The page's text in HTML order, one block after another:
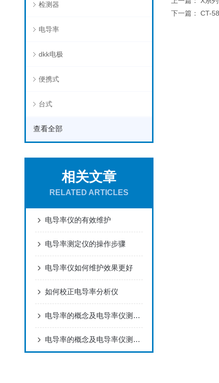
检测器
电导率
dkk电极
便携式
台式
查看全部
相关文章
RELATED ARTICLES
电导率仪的有效维护
电导率测定仪的操作步骤
电导率仪如何维护效果更好
如何校正电导率分析仪
电导率的概念及电导率仪测量原理
电导率的概念及电导率仪测量原理
下一篇： CT-